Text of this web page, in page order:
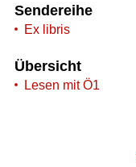
Sendereihe
Ex libris
Übersicht
Lesen mit Ö1